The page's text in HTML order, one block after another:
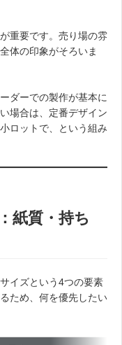
重要です。売り場の雰
体の印象がそろいま
ダーでの製作が基本に
場合は、定番デザイン
ロットで、という組み
紙質・持ち
イズという4つの要素
ため、何を優先したい